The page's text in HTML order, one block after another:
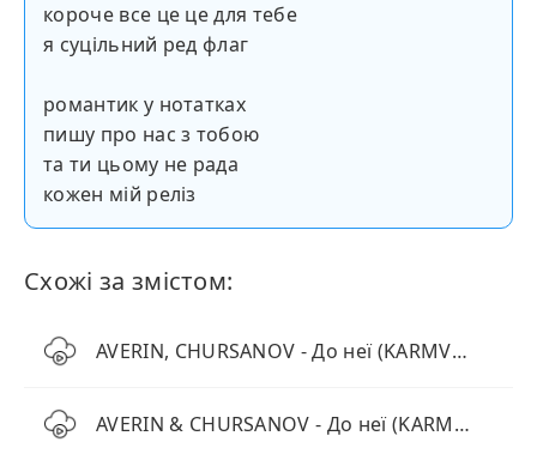
короче все це це для тебе
я суцільний ред флаг
романтик у нотатках
пишу про нас з тобою
та ти цьому не рада
кожен мій реліз
Схожі за змістом:
AVERIN, CHURSANOV - До неї (KARMV REMIX)
AVERIN & CHURSANOV - До неї (KARMV Remix)